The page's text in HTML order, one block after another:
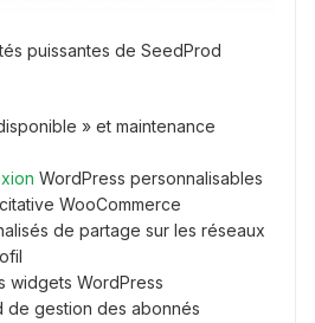
puissantes de SeedProd
» et maintenance
WordPress personnalisables
WooCommerce
de partage sur les réseaux
widgets WordPress
de gestion des abonnés